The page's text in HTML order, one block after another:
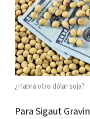
¿Habrá otro dólar soja?
Para Sigaut